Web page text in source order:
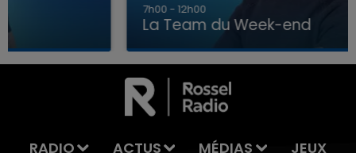
LA TEAM DU WEEK-END
La Team du Week-end
RADIO ACTUS MÉDIAS JEUX